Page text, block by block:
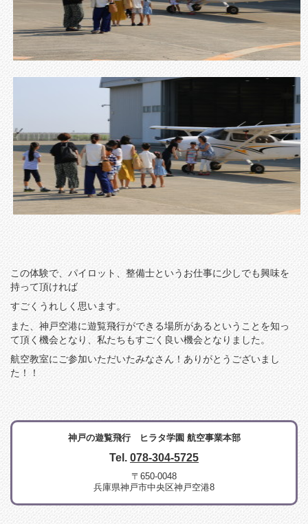
この体験で、パイロット、整備士というお仕事に少しでも興味を
持って頂ければ
すごくうれしく思います。
また、神戸空港に遊覧飛行ができる場所があるということを知っ
て頂く機会となり、私たちもすごく良い機会となりました。
航空教室にご参加いただいたみなさん！ありがとうございまし
た！！
神戸の遊覧飛行 ヒラタ学園 航空事業本部
Tel. 078-304-5725
〒650-0048
兵庫県神戸市中央区神戸空港8